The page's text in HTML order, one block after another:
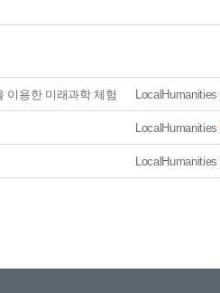
이용한 미래과학 체험 LocalHumanities
LocalHumanities
LocalHumanities